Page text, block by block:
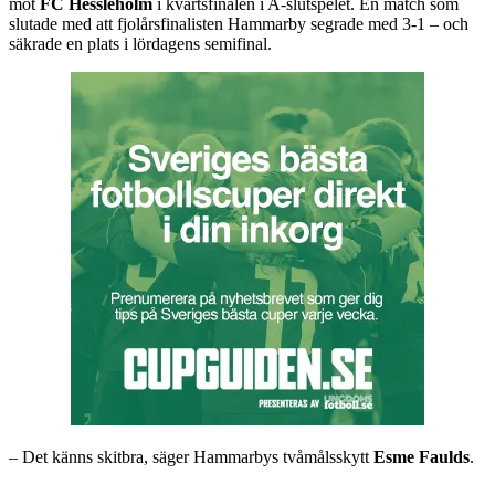
mot FC Hessleholm i kvartsfinalen i A-slutspelet. En match som
slutade med att fjolårsfinalisten Hammarby segrade med 3-1 – och
säkrade en plats i lördagens semifinal.
– Det känns skitbra, säger Hammarbys tvåmålsskytt Esme Faulds.